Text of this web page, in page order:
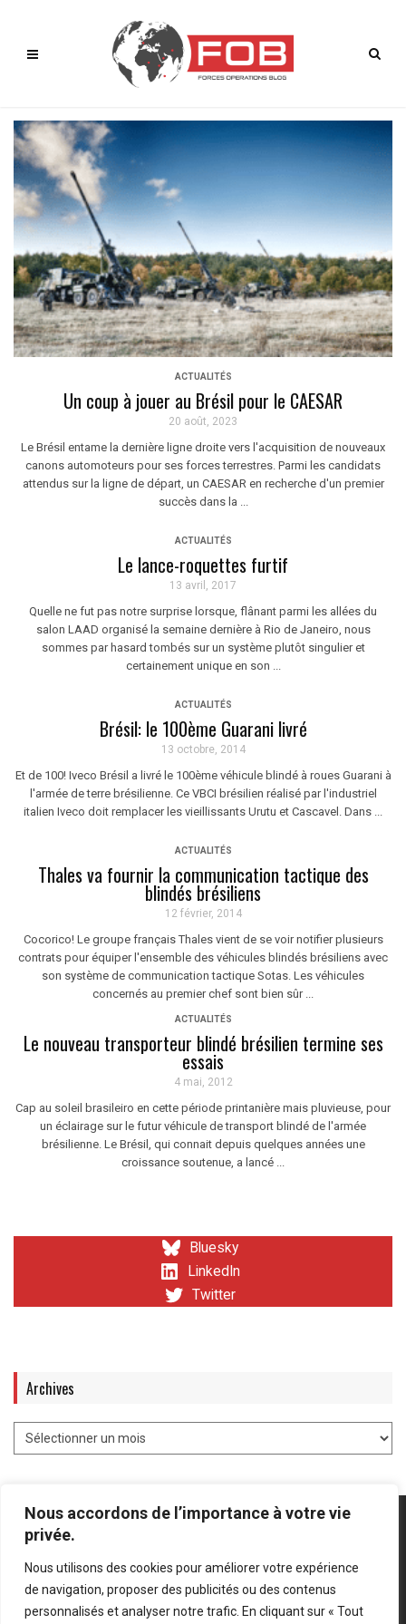
Nous accordons de l’importance à votre vie
privée.
Nous utilisons des cookies pour améliorer votre expérience
de navigation, proposer des publicités ou des contenus
personnalisés et analyser notre trafic. En cliquant sur « Tout
ACTUALITÉS
Un coup à jouer au Brésil pour le CAESAR
20 août, 2023
Le Brésil entame la dernière ligne droite vers l'acquisition de nouveaux
canons automoteurs pour ses forces terrestres. Parmi les candidats
attendus sur la ligne de départ, un CAESAR en recherche d'un premier
succès dans la ...
ACTUALITÉS
Le lance-roquettes furtif
13 avril, 2017
Quelle ne fut pas notre surprise lorsque, flânant parmi les allées du
salon LAAD organisé la semaine dernière à Rio de Janeiro, nous
sommes par hasard tombés sur un système plutôt singulier et
certainement unique en son ...
ACTUALITÉS
Brésil: le 100ème Guarani livré
13 octobre, 2014
Et de 100! Iveco Brésil a livré le 100ème véhicule blindé à roues Guarani à
l'armée de terre brésilienne. Ce VBCI brésilien réalisé par l'industriel
italien Iveco doit remplacer les vieillissants Urutu et Cascavel. Dans ...
ACTUALITÉS
Thales va fournir la communication tactique des
blindés brésiliens
12 février, 2014
Cocorico! Le groupe français Thales vient de se voir notifier plusieurs
contrats pour équiper l'ensemble des véhicules blindés brésiliens avec
son système de communication tactique Sotas. Les véhicules
concernés au premier chef sont bien sûr ...
ACTUALITÉS
Le nouveau transporteur blindé brésilien termine ses
essais
4 mai, 2012
Cap au soleil brasileiro en cette période printanière mais pluvieuse, pour
un éclairage sur le futur véhicule de transport blindé de l'armée
brésilienne. Le Brésil, qui connait depuis quelques années une
croissance soutenue, a lancé ...
Bluesky
LinkedIn
Twitter
Archives
Mentions légales Politique de confidentialité